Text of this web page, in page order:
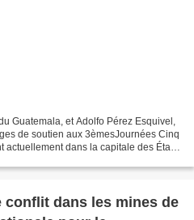
Guatemala, et Adolfo Pérez Esquivel,
de soutien aux 3èmesJournées Cinq
dans la capitale des États-
conflit dans les mines de